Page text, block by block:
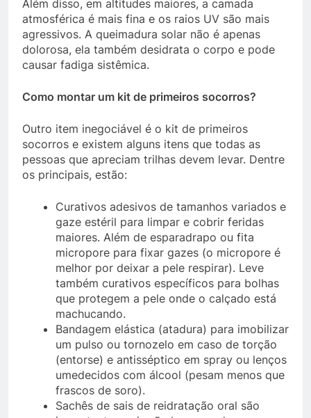
Além disso, em altitudes maiores, a camada
atmosférica é mais fina e os raios UV são mais
agressivos. A queimadura solar não é apenas
dolorosa, ela também desidrata o corpo e pode
causar fadiga sistêmica.
Como montar um kit de primeiros socorros?
Outro item inegociável é o kit de primeiros
socorros e existem alguns itens que todas as
pessoas que apreciam trilhas devem levar. Dentre
os principais, estão:
Curativos adesivos de tamanhos variados e
gaze estéril para limpar e cobrir feridas
maiores. Além de esparadrapo ou fita
micropore para fixar gazes (o micropore é
melhor por deixar a pele respirar). Leve
também curativos específicos para bolhas
que protegem a pele onde o calçado está
machucando.
Bandagem elástica (atadura) para imobilizar
um pulso ou tornozelo em caso de torção
(entorse) e antisséptico em spray ou lenços
umedecidos com álcool (pesam menos que
frascos de soro).
Sachês de sais de reidratação oral são